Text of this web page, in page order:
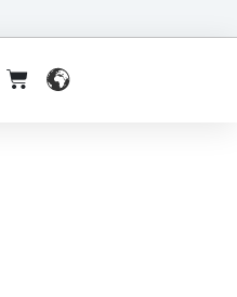
CART